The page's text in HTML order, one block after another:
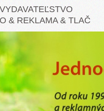
VYDAVATEĽSTVO
& REKLAMA & TLAČ